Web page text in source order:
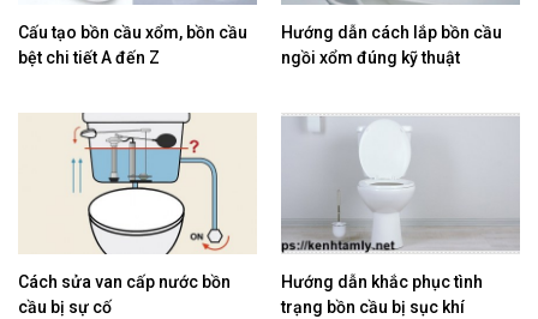
Cấu tạo bồn cầu xổm, bồn cầu
bệt chi tiết A đến Z
Hướng dẫn cách lắp bồn cầu
ngồi xổm đúng kỹ thuật
Cách sửa van cấp nước bồn
cầu bị sự cố
Hướng dẫn khắc phục tình
trạng bồn cầu bị sục khí